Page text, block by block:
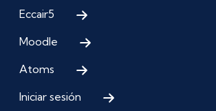
Eccair5
Moodle
Atoms
Iniciar sesión